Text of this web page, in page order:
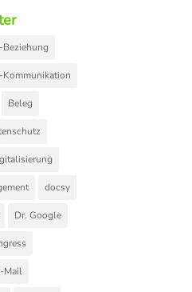
Beleg
docsy
Dr. Google
Mail